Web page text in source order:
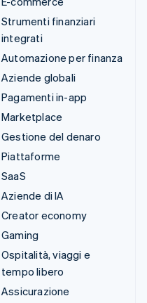
Strumenti finanziari
integrati
Automazione per finanza
Aziende globali
Pagamenti in-app
Marketplace
Gestione del denaro
Piattaforme
SaaS
Aziende di IA
Creator economy
Gaming
Ospitalità, viaggi e
tempo libero
Assicurazione